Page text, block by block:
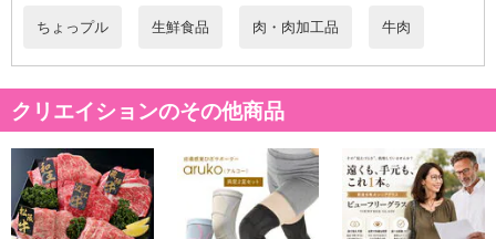
のでご了承ください。
【キャンセルについて】
※お申込み後のキャンセルはお受けできません。
記載されている内容を必ずご確認いただき、お届けする商品セット
にご納得いただきましたうえでお申し込みください。
ちょっプル 生鮮食品 肉・肉加工品 牛肉
クリエイションのその他商品